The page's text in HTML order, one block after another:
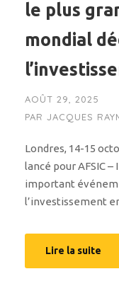
le plus
mondial
AOÛT 29, 2025
PAR JACQUES
Londres, 14-15
lancé pour AFSIC
important
l’investissement
Lire la suite